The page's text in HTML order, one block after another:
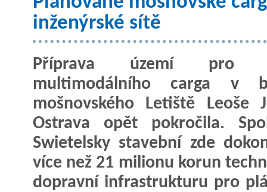
inženýrské sítě
Příprava území pro
multimodálního carga v
mošnovského Letiště Leoše
Ostrava opět pokročila.
Swietelsky stavební zde
více než 21 milionu korun
dopravní infrastrukturu pro